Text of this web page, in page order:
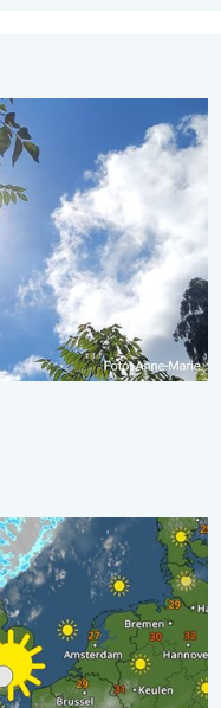
lucht. . . zaterdag
zondag. . . zondag 9